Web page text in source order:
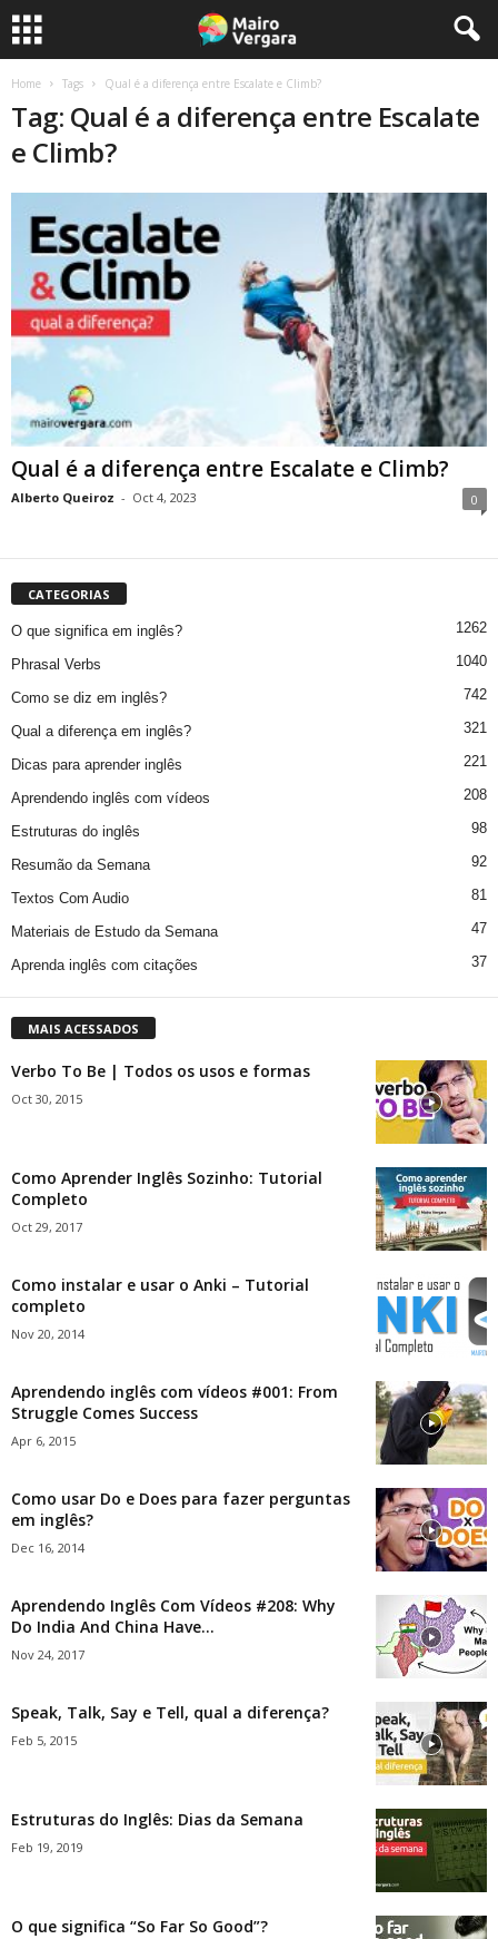
Home Tags Qual é a diferença entre Escalate e Climb?
Tag: Qual é a diferença entre Escalate
e Climb?
Qual é a diferença entre Escalate e Climb?
Alberto Queiroz - Oct 4, 2023 0
CATEGORIAS
O que significa em inglês? 1262
Phrasal Verbs 1040
Como se diz em inglês? 742
Qual a diferença em inglês? 321
Dicas para aprender inglês 221
Aprendendo inglês com vídeos 208
Estruturas do inglês 98
Resumão da Semana 92
Textos Com Audio 81
Materiais de Estudo da Semana 47
Aprenda inglês com citações 37
MAIS ACESSADOS
Verbo To Be | Todos os usos e formas
Oct 30, 2015
Como Aprender Inglês Sozinho: Tutorial
Completo
Oct 29, 2017
Como instalar e usar o Anki – Tutorial
completo
Nov 20, 2014
Aprendendo inglês com vídeos #001: From
Struggle Comes Success
Apr 6, 2015
Como usar Do e Does para fazer perguntas
em inglês?
Dec 16, 2014
Aprendendo Inglês Com Vídeos #208: Why
Do India And China Have...
Nov 24, 2017
Speak, Talk, Say e Tell, qual a diferença?
Feb 5, 2015
Estruturas do Inglês: Dias da Semana
Feb 19, 2019
O que significa “So Far So Good”?